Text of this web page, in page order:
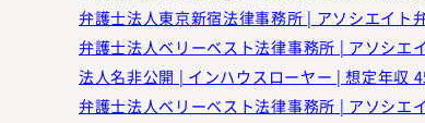
弁護士法人東京新宿法律事務所 | アソシエイト
法人名非公開 | インハウスローヤー | 想定年収